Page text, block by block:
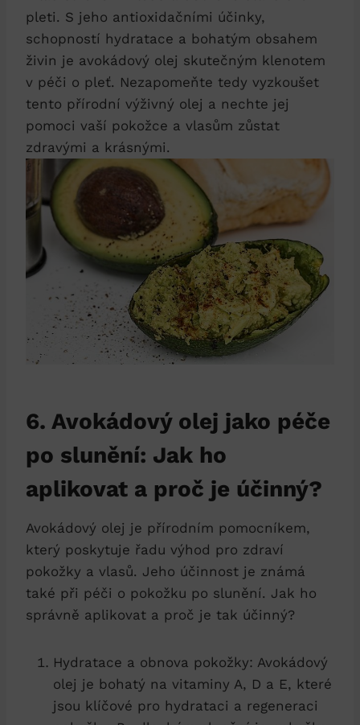
pleti. S jeho antioxidačními účinky,
schopností hydratace a bohatým obsahem
živin je avokádový olej skutečným klenotem
v péči o pleť. Nezapomeňte tedy vyzkoušet
tento přírodní výživný olej a nechte jej
pomoci vaší pokožce a vlasům zůstat
zdravými a krásnými.
6. Avokádový olej jako péče
po slunění: Jak ho
aplikovat a proč je účinný?
Avokádový olej je přírodním pomocníkem,
který poskytuje řadu výhod pro zdraví
pokožky a vlasů. Jeho účinnost je známá
také při péči o pokožku po slunění. Jak ho
správně aplikovat a proč je tak účinný?
Hydratace a obnova pokožky: Avokádový
olej je bohatý na vitaminy A, D a E, které
jsou klíčové pro hydrataci a regeneraci